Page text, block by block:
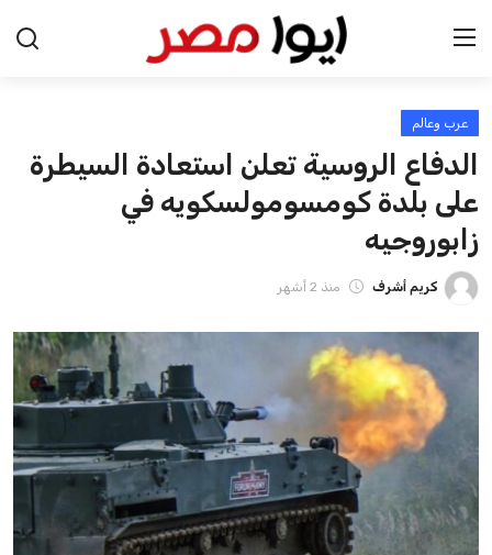
الرئيسية
اخبار مصر
عرب وعالم
اقتصاد
اخبار الرياضة
منوعات
فن وثقافة
علوم وتكنولوجيا
عرب وعالم
الدفاع الروسية تعلن استعادة السيطرة
على بلدة كومسومولسكويه في
زابوروجيه
كريم أشرف منذ 2 أشهر